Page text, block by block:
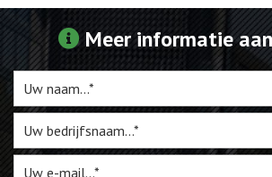
Torpedo
NGS XXL
Webshop
Meer informatie